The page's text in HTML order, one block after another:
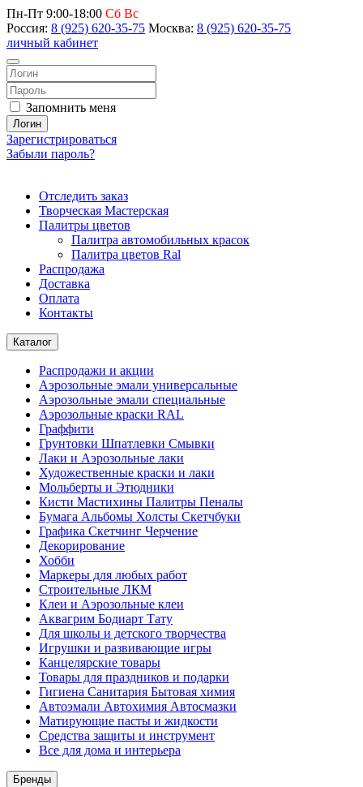
Пн-Пт 9:00-18:00 Сб Вс
Россия: 8 (925) 620-35-75 Москва: 8 (925) 620-35-75
личный кабинет
Запомнить меня
Логин
Зарегистрироваться
Забыли пароль?
Отследить заказ
Творческая Мастерская
Палитры цветов
Палитра автомобильных красок
Палитра цветов Ral
Распродажа
Доставка
Оплата
Контакты
Каталог
Распродажи и акции
Аэрозольные эмали универсальные
Аэрозольные эмали специальные
Аэрозольные краски RAL
Граффити
Грунтовки Шпатлевки Смывки
Лаки и Аэрозольные лаки
Художественные краски и лаки
Мольберты и Этюдники
Кисти Мастихины Палитры Пеналы
Бумага Альбомы Холсты Скетчбуки
Графика Скетчинг Черчение
Декорирование
Хобби
Маркеры для любых работ
Строительные ЛКМ
Клеи и Аэрозольные клеи
Аквагрим Бодиарт Тату
Для школы и детского творчества
Игрушки и развивающие игры
Канцелярские товары
Товары для праздников и подарки
Гигиена Санитария Бытовая химия
Автоэмали Автохимия Автосмазки
Матирующие пасты и жидкости
Средства защиты и инструмент
Все для дома и интерьера
Бренды